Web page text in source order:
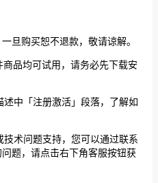
旦购买恕不退款，敬请谅解。
品均可试用，请务必先下载安
中「注册激活」段落，了解如
术问题支持，您可以通过联系
题，请点击右下角客服按钮获